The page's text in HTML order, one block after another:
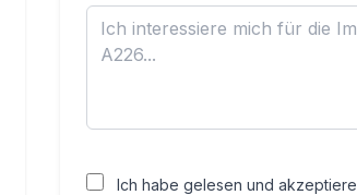
Ich habe gelesen und akzeptiere